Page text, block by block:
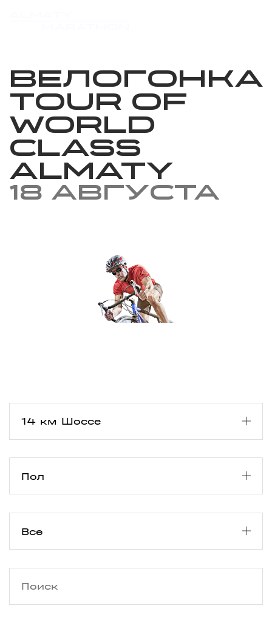
Велогонка
Tour of
World
Class
Almaty
18 августа